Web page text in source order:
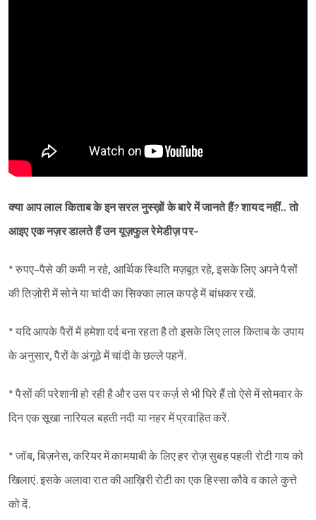
क्या आप लाल किताब के इन सरल नुस्ख़ों के बारे में जानते हैं? शायद नहीं.. तो
आइए एक नज़र डालते हैं उन यूज़फुल रेमेडीज़ पर-
* रुपए-पैसे की कमी न रहे, आर्थिक स्थिति मज़बूत रहे, इसके लिए अपने पैसों
की तिज़ोरी में सोने या चांदी का सिक्का लाल कपड़े में बांधकर रखें.
* यदि आपके पैरों में हमेशा दर्द बना रहता है तो इसके लिए लाल किताब के उपाय
के अनुसार, पैरों के अंगूठे में चांदी के छल्ले पहनें.
* पैसों की परेशानी हो रही है और उस पर कर्ज़ से भी घिरे हैं तो ऐसे में सोमवार के
दिन एक सूखा नारियल बहती नदी या नहर में प्रवाहित करें.
* जॉब, बिज़नेस, करियर में कामयाबी के लिए हर रोज़ सुबह पहली रोटी गाय को
खिलाएं. इसके अलावा रात की आख़िरी रोटी का एक हिस्सा कौवे व काले कुत्ते
को दें.